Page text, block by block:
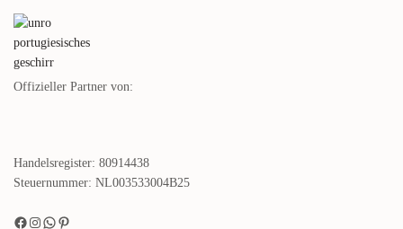
Offizieller Partner von:
Handelsregister: 80914438
Steuernummer: NL003533004B25